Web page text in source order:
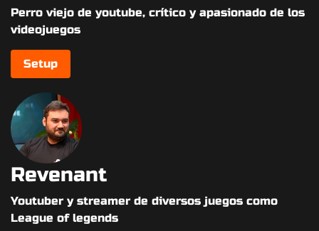
Perro viejo de youtube, crítico y apasionado de los
videojuegos
Setup
Revenant
Youtuber y streamer de diversos juegos como
League of legends